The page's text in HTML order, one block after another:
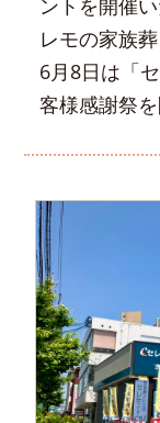
レモの家族
6月8日は「
客様感謝祭